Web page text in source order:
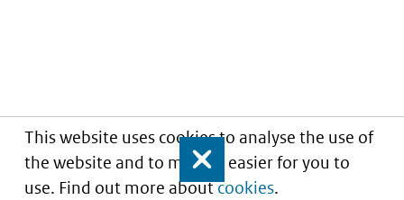
This website uses cookies to analyse the use of
the website and to make it easier for you to
use. Find out more aboutcookies.
Close